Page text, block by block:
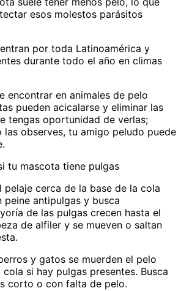
esos molestos parásitos
por toda Latinoamérica y
durante todo el año en climas
encontrar en animales de pelo
pueden acicalarse y eliminar las
tengas oportunidad de verlas;
las observes, tu amigo peludo puede
tu mascota tiene pulgas
pelaje cerca de la base de la cola
peine antipulgas y busca
de las pulgas crecen hasta el
de alfiler y se mueven o saltan
y gatos se muerden el pelo
si hay pulgas presentes. Busca
corto o con falta de pelo.